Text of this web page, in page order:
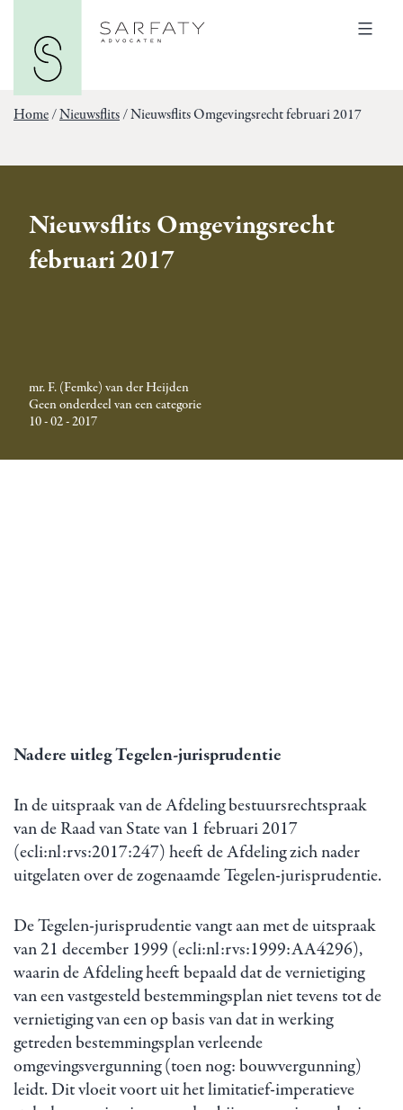
inhoud
Advocaten
Menu
Home/Nieuwsflits/Nieuwsflits Omgevingsrecht februari 2017
Nieuwsflits Omgevingsrecht
februari 2017
mr. F. (Femke) van der Heijden
Geen onderdeel van een categorie
10 - 02 - 2017
Nadere uitleg Tegelen-jurisprudentie
In de uitspraak van de Afdeling bestuursrechtspraak
van de Raad van State van 1 februari 2017
(ecli:nl:rvs:2017:247) heeft de Afdeling zich nader
uitgelaten over de zogenaamde Tegelen-jurisprudentie.
De Tegelen-jurisprudentie vangt aan met de uitspraak
van 21 december 1999 (ecli:nl:rvs:1999:AA4296),
waarin de Afdeling heeft bepaald dat de vernietiging
van een vastgesteld bestemmingsplan niet tevens tot de
vernietiging van een op basis van dat in werking
getreden bestemmingsplan verleende
omgevingsvergunning (toen nog: bouwvergunning)
leidt. Dit vloeit voort uit het limitatief-imperatieve